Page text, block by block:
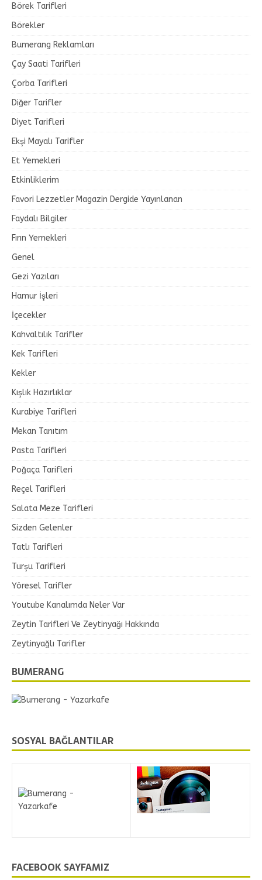
Börek Tarifleri
Börekler
Bumerang Reklamları
Çay Saati Tarifleri
Çorba Tarifleri
Diğer Tarifler
Diyet Tarifleri
Ekşi Mayalı Tarifler
Et Yemekleri
Etkinliklerim
Favori Lezzetler Magazin Dergide Yayınlanan
Faydalı Bilgiler
Fırın Yemekleri
Genel
Gezi Yazıları
Hamur İşleri
İçecekler
Kahvaltılık Tarifler
Kek Tarifleri
Kekler
Kışlık Hazırlıklar
Kurabiye Tarifleri
Mekan Tanıtım
Pasta Tarifleri
Poğaça Tarifleri
Reçel Tarifleri
Salata Meze Tarifleri
Sizden Gelenler
Tatlı Tarifleri
Turşu Tarifleri
Yöresel Tarifler
Youtube Kanalımda Neler Var
Zeytin Tarifleri Ve Zeytinyağı Hakkında
Zeytinyağlı Tarifler
BUMERANG
SOSYAL BAĞLANTILAR
FACEBOOK SAYFAMIZ